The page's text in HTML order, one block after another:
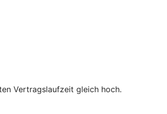
Vertragslaufzeit gleich hoch.